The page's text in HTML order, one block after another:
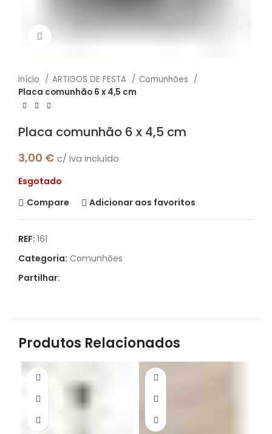
Início ARTIGOS DE FESTA
Comunhões
Placa comunhão 6 x 4,5 cm
Placa comunhão 6 x 4,5 cm
3,00 € c/ Iva incluído
Esgotado
Compare
Adicionar aos favoritos
REF: 161
Categoria: Comunhões
Partilhar:
Produtos Relacionados